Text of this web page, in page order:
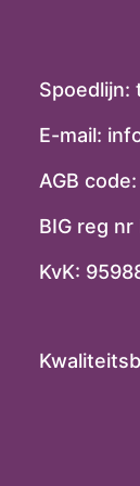
Spoedlijn:
E-mail:
AGB
BIG reg
KvK: